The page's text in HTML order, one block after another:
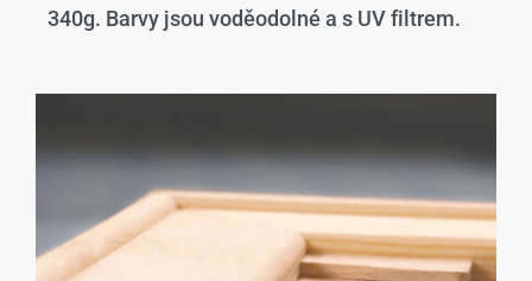
340g. Barvy jsou voděodolné a s UV filtrem.